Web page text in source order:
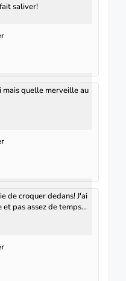
saliver!
mais quelle merveille au
de croquer dedans! J'ai
pas assez de temps...